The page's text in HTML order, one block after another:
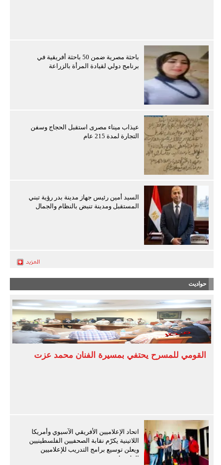
باحثة مصرية ضمن 50 باحثة أفريقية في
برنامج دولي لقيادة المرأة بالزراعة
عيذاب ميناء مصرى استقبل الحجاج وسفن
التجارة لمدة 215 عام
السيد أمين رئيس جهاز مدينة بدر رؤية تبني
المستقبل ومدينة تنبض بالنظام والجمال
حواديت
القومي للمسرح يحتفي بمسيرة الفنان محمد عزت
اتحاد الإعلاميين الأفريقي الآسيوي وأمريكا
اللاتينية يكرّم نقابة الصحفيين الفلسطينيين
ويعلن توسيع برامج التدريب للإعلاميين
الفلسطينيين